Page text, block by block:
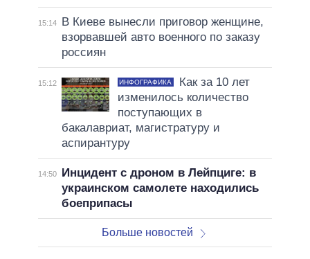
15:14
В Киеве вынесли приговор женщине,
взорвавшей авто военного по заказу
россиян
15:12 ИНФОГРАФИКА
Как за 10 лет
изменилось количество
поступающих в
бакалавриат, магистратуру и
аспирантуру
14:50
Инцидент с дроном в Лейпциге: в
украинском самолете находились
боеприпасы
Больше новостей